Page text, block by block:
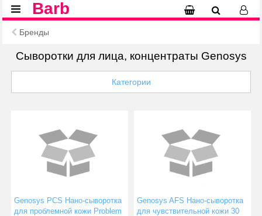
Barb
Бренды
Сыворотки для лица, концентраты Genosys
Категории
Genosys PCS Нано-сыворотка
для проблемной кожи Problem
Genosys AFS Нано-сыворотка
для чувствительной кожи 30